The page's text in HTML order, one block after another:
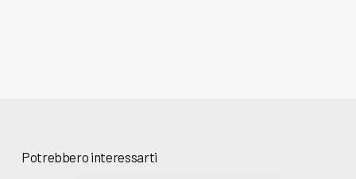
Potrebbero interessarti